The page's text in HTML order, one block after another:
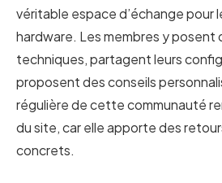
véritable espace d’échange pour
hardware. Les membres y posent
techniques, partagent leurs
proposent des conseils
régulière de cette communauté
du site, car elle apporte des
concrets.